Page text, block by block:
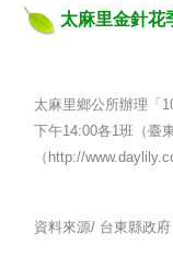
太麻里金針花
太麻里鄉公所辦理「
下午14:00各1班（臺
（http://
資料來源/ 台東縣政府